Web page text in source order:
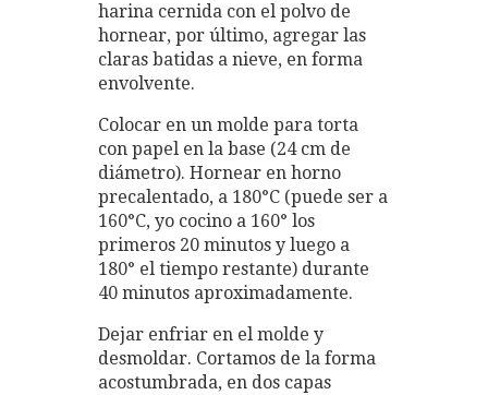
harina cernida con el polvo de
hornear, por último, agregar las
claras batidas a nieve, en forma
envolvente.
Colocar en un molde para torta
con papel en la base (24 cm de
diámetro). Hornear en horno
precalentado, a 180°C (puede ser a
160°C, yo cocino a 160° los
primeros 20 minutos y luego a
180° el tiempo restante) durante
40 minutos aproximadamente.
Dejar enfriar en el molde y
desmoldar. Cortamos de la forma
acostumbrada, en dos capas